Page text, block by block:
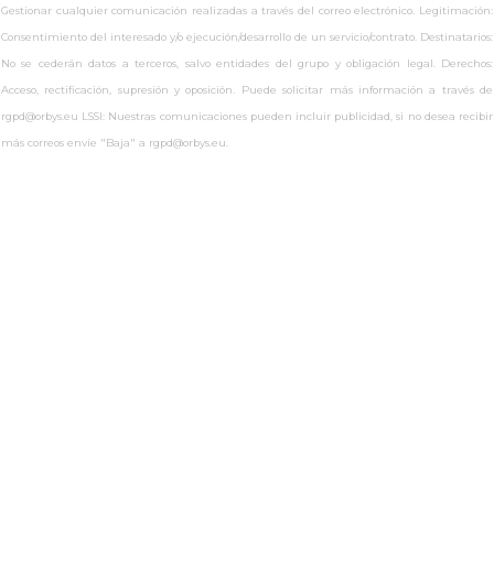
Gestionar cualquier comunicación realizadas a través del correo electrónico. Legitimación:
Consentimiento del interesado y/o ejecución/desarrollo de un servicio/contrato. Destinatarios:
No se cederán datos a terceros, salvo entidades del grupo y obligación legal. Derechos:
Acceso, rectificación, supresión y oposición. Puede solicitar más información a través de
rgpd@orbys.eu LSSI: Nuestras comunicaciones pueden incluir publicidad, si no desea recibir
más correos envíe "Baja" a rgpd@orbys.eu.